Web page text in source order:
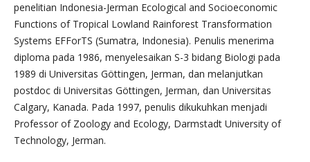
penelitian Indonesia-Jerman Ecological and Socioeconomic
Functions of Tropical Lowland Rainforest Transformation
Systems EFForTS (Sumatra, Indonesia). Penulis menerima
diploma pada 1986, menyelesaikan S-3 bidang Biologi pada
1989 di Universitas Göttingen, Jerman, dan melanjutkan
postdoc di Universitas Göttingen, Jerman, dan Universitas
Calgary, Kanada. Pada 1997, penulis dikukuhkan menjadi
Professor of Zoology and Ecology, Darmstadt University of
Technology, Jerman.